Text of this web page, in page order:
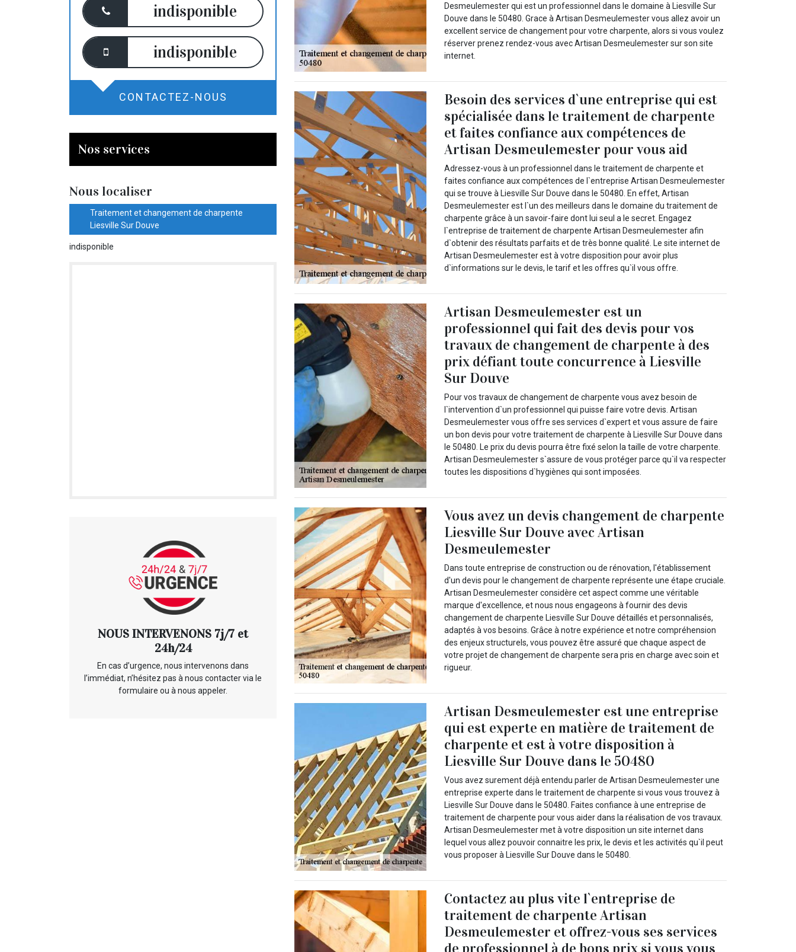
indisponible
indisponible
CONTACTEZ-NOUS
Nos services
Nous localiser
Traitement et changement de charpente
Liesville Sur Douve
indisponible
NOUS INTERVENONS 7j/7 et
24h/24
En cas d’urgence, nous intervenons dans
l’immédiat, n’hésitez pas à nous contacter via le
formulaire ou à nous appeler.
Desmeulemester qui est un professionnel dans le domaine à Liesville Sur
Douve dans le 50480. Grace à Artisan Desmeulemester vous allez avoir un
excellent service de changement pour votre charpente, alors si vous voulez
réserver prenez rendez-vous avec Artisan Desmeulemester sur son site
internet.
Besoin des services d`une entreprise qui est
spécialisée dans le traitement de charpente
et faites confiance aux compétences de
Artisan Desmeulemester pour vous aid
Adressez-vous à un professionnel dans le traitement de charpente et
faites confiance aux compétences de l`entreprise Artisan Desmeulemester
qui se trouve à Liesville Sur Douve dans le 50480. En effet, Artisan
Desmeulemester est l`un des meilleurs dans le domaine du traitement de
charpente grâce à un savoir-faire dont lui seul a le secret. Engagez
l`entreprise de traitement de charpente Artisan Desmeulemester afin
d`obtenir des résultats parfaits et de très bonne qualité. Le site internet de
Artisan Desmeulemester est à votre disposition pour avoir plus
d`informations sur le devis, le tarif et les offres qu`il vous offre.
Artisan Desmeulemester est un
professionnel qui fait des devis pour vos
travaux de changement de charpente à des
prix défiant toute concurrence à Liesville
Sur Douve
Pour vos travaux de changement de charpente vous avez besoin de
l`intervention d`un professionnel qui puisse faire votre devis. Artisan
Desmeulemester vous offre ses services d`expert et vous assure de faire
un bon devis pour votre traitement de charpente à Liesville Sur Douve dans
le 50480. Le prix du devis pourra être fixé selon la taille de votre charpente.
Artisan Desmeulemester s`assure de vous protéger parce qu`il va respecter
toutes les dispositions d`hygiènes qui sont imposées.
Vous avez un devis changement de charpente
Liesville Sur Douve avec Artisan
Desmeulemester
Dans toute entreprise de construction ou de rénovation, l'établissement
d'un devis pour le changement de charpente représente une étape cruciale.
Artisan Desmeulemester considère cet aspect comme une véritable
marque d'excellence, et nous nous engageons à fournir des devis
changement de charpente Liesville Sur Douve détaillés et personnalisés,
adaptés à vos besoins. Grâce à notre expérience et notre compréhension
des enjeux structurels, vous pouvez être assuré que chaque aspect de
votre projet de changement de charpente sera pris en charge avec soin et
rigueur.
Artisan Desmeulemester est une entreprise
qui est experte en matière de traitement de
charpente et est à votre disposition à
Liesville Sur Douve dans le 50480
Vous avez surement déjà entendu parler de Artisan Desmeulemester une
entreprise experte dans le traitement de charpente si vous vous trouvez à
Liesville Sur Douve dans le 50480. Faites confiance à une entreprise de
traitement de charpente pour vous aider dans la réalisation de vos travaux.
Artisan Desmeulemester met à votre disposition un site internet dans
lequel vous allez pouvoir connaitre les prix, le devis et les activités qu`il peut
vous proposer à Liesville Sur Douve dans le 50480.
Contactez au plus vite l`entreprise de
traitement de charpente Artisan
Desmeulemester et offrez-vous ses services
de professionnel à de bons prix si vous vous